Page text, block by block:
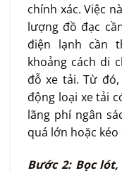
chính xác. Việc
lượng đồ đạc
điện lạnh cần
khoảng cách di
đỗ xe tải. Từ
động loại xe tải
lãng phí ngân
quá lớn hoặc
Bước 2: Bọc